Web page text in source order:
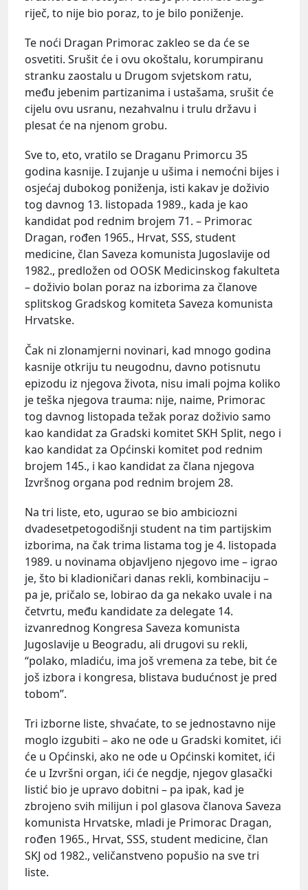
riječ, to nije bio poraz, to je bilo poniženje.
Te noći Dragan Primorac zakleo se da će se
osvetiti. Srušit će i ovu okoštalu, korumpiranu
stranku zaostalu u Drugom svjetskom ratu,
među jebenim partizanima i ustašama, srušit će
cijelu ovu usranu, nezahvalnu i trulu državu i
plesat će na njenom grobu.
Sve to, eto, vratilo se Draganu Primorcu 35
godina kasnije. I zujanje u ušima i nemoćni bijes i
osjećaj dubokog poniženja, isti kakav je doživio
tog davnog 13. listopada 1989., kada je kao
kandidat pod rednim brojem 71. – Primorac
Dragan, rođen 1965., Hrvat, SSS, student
medicine, član Saveza komunista Jugoslavije od
1982., predložen od OOSK Medicinskog fakulteta
– doživio bolan poraz na izborima za članove
splitskog Gradskog komiteta Saveza komunista
Hrvatske.
Čak ni zlonamjerni novinari, kad mnogo godina
kasnije otkriju tu neugodnu, davno potisnutu
epizodu iz njegova života, nisu imali pojma koliko
je teška njegova trauma: nije, naime, Primorac
tog davnog listopada težak poraz doživio samo
kao kandidat za Gradski komitet SKH Split, nego i
kao kandidat za Općinski komitet pod rednim
brojem 145., i kao kandidat za člana njegova
Izvršnog organa pod rednim brojem 28.
Na tri liste, eto, ugurao se bio ambiciozni
dvadesetpetogodišnji student na tim partijskim
izborima, na čak trima listama tog je 4. listopada
1989. u novinama objavljeno njegovo ime – igrao
je, što bi kladioničari danas rekli, kombinaciju –
pa je, pričalo se, lobirao da ga nekako uvale i na
četvrtu, među kandidate za delegate 14.
izvanrednog Kongresa Saveza komunista
Jugoslavije u Beogradu, ali drugovi su rekli,
“polako, mladiću, ima još vremena za tebe, bit će
još izbora i kongresa, blistava budućnost je pred
tobom”.
Tri izborne liste, shvaćate, to se jednostavno nije
moglo izgubiti – ako ne ode u Gradski komitet, ići
će u Općinski, ako ne ode u Općinski komitet, ići
će u Izvršni organ, ići će negdje, njegov glasački
listić bio je upravo dobitni – pa ipak, kad je
zbrojeno svih milijun i pol glasova članova Saveza
komunista Hrvatske, mladi je Primorac Dragan,
rođen 1965., Hrvat, SSS, student medicine, član
SKJ od 1982., veličanstveno popušio na sve tri
liste.